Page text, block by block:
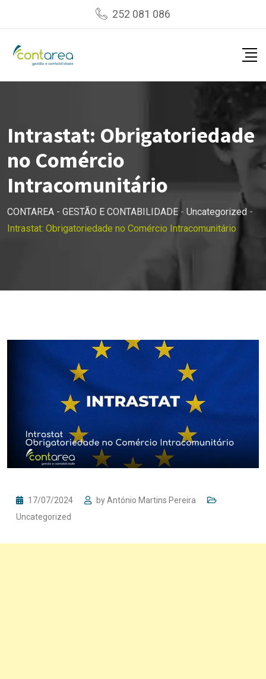
252 081 086
Intrastat: Obrigatoriedade
no Comércio
Intracomunitário
CONTAREA - GESTÃO E CONTABILIDADE - Uncategorized -
Intrastat: Obrigatoriedade no Comércio Intracomunitário
17/07/2024 byAntónio Martins Pereira
Uncategorized